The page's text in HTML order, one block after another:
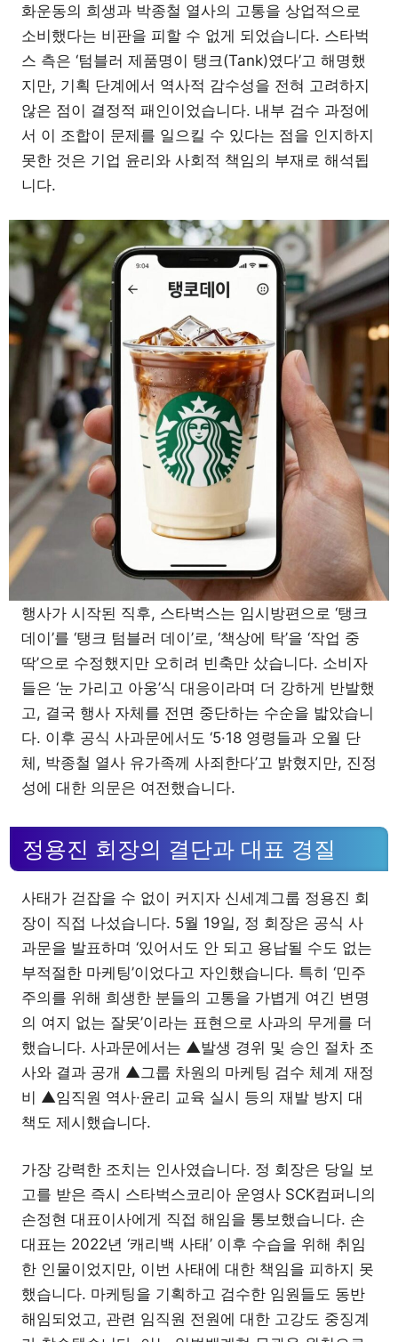
화운동의 희생과 박종철 열사의 고통을 상업적으로
소비했다는 비판을 피할 수 없게 되었습니다. 스타벅
스 측은 ‘텀블러 제품명이 탱크(Tank)였다’고 해명했
지만, 기획 단계에서 역사적 감수성을 전혀 고려하지
않은 점이 결정적 패인이었습니다. 내부 검수 과정에
서 이 조합이 문제를 일으킬 수 있다는 점을 인지하지
못한 것은 기업 윤리와 사회적 책임의 부재로 해석됩
니다.
행사가 시작된 직후, 스타벅스는 임시방편으로 ‘탱크
데이’를 ‘탱크 텀블러 데이’로, ‘책상에 탁’을 ‘작업 중
딱’으로 수정했지만 오히려 빈축만 샀습니다. 소비자
들은 ‘눈 가리고 아웅’식 대응이라며 더 강하게 반발했
고, 결국 행사 자체를 전면 중단하는 수순을 밟았습니
다. 이후 공식 사과문에서도 ‘5·18 영령들과 오월 단
체, 박종철 열사 유가족께 사죄한다’고 밝혔지만, 진정
성에 대한 의문은 여전했습니다.
정용진 회장의 결단과 대표 경질
사태가 걷잡을 수 없이 커지자 신세계그룹 정용진 회
장이 직접 나섰습니다. 5월 19일, 정 회장은 공식 사
과문을 발표하며 ‘있어서도 안 되고 용납될 수도 없는
부적절한 마케팅’이었다고 자인했습니다. 특히 ‘민주
주의를 위해 희생한 분들의 고통을 가볍게 여긴 변명
의 여지 없는 잘못’이라는 표현으로 사과의 무게를 더
했습니다. 사과문에서는 ▲발생 경위 및 승인 절차 조
사와 결과 공개 ▲그룹 차원의 마케팅 검수 체계 재정
비 ▲임직원 역사·윤리 교육 실시 등의 재발 방지 대
책도 제시했습니다.
가장 강력한 조치는 인사였습니다. 정 회장은 당일 보
고를 받은 즉시 스타벅스코리아 운영사 SCK컴퍼니의
손정현 대표이사에게 직접 해임을 통보했습니다. 손
대표는 2022년 ‘캐리백 사태’ 이후 수습을 위해 취임
한 인물이었지만, 이번 사태에 대한 책임을 피하지 못
했습니다. 마케팅을 기획하고 검수한 임원들도 동반
해임되었고, 관련 임직원 전원에 대한 고강도 중징계